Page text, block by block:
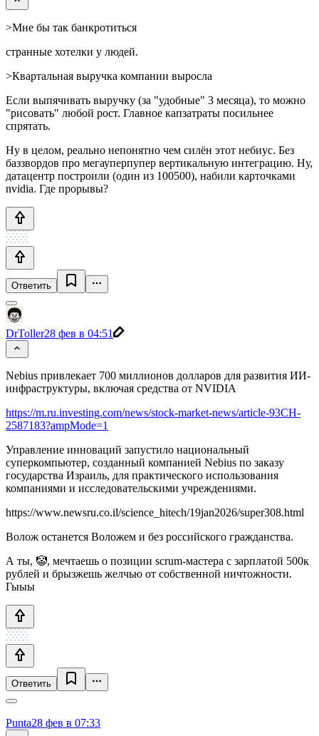
>Мне бы так банкротиться
странные хотелки у людей.
>Квартальная выручка компании выросла
Если выпячивать выручку (за "удобные" 3 месяца), то можно
"рисовать" любой рост. Главное капзатраты посильнее
спрятать.
Ну в целом, реально непонятно чем силён этот небиус. Без
баззвордов про мегауперпупер вертикальную интеграцию. Ну,
датацентр построили (один из 100500), набили карточками
nvidia. Где прорывы?
Ответить
DrToller28 фев в 04:51
Nebius привлекает 700 миллионов долларов для развития ИИ-
инфраструктуры, включая средства от NVIDIA
https://m.ru.investing.com/news/stock-market-news/article-93CH-
2587183?ampMode=1
Управление инноваций запустило национальный
суперкомпьютер, созданный компанией Nebius по заказу
государства Израиль, для практического использования
компаниями и исследовательскими учреждениями.
https://www.newsru.co.il/science_hitech/19jan2026/super308.html
Волож останется Воложем и без российского гражданства.
А ты, 🤡, мечтаешь о позиции scrum-мастера с зарплатой 500к
рублей и брызжешь желчью от собственной ничтожности.
Гыыы
Ответить
Punta28 фев в 07:33